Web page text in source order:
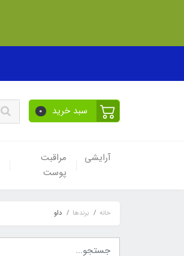
سبد خرید 0
آرایشی
مراقبت
پوست
خانه برندها داو